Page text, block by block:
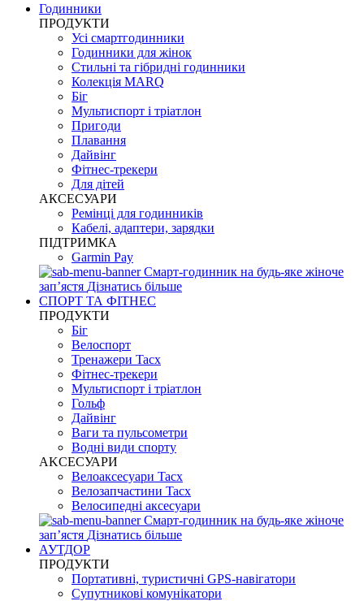
Годинники
ПРОДУКТИ
Усі смартгодинники
Годинники для жінок
Стильні та гібридні годинники
Колекція MARQ
Біг
Мультиспорт і тріатлон
Пригоди
Плавання
Дайвінг
Фітнес-трекери
Для дітей
АКСЕСУАРИ
Ремінці для годинників
Кабелі, адаптери, зарядки
ПІДТРИМКА
Garmin Pay
Смарт-годинник на будь-яке жіноче
запʼястя Дізнатись більше
СПОРТ ТА ФІТНЕС
ПРОДУКТИ
Біг
Велоспорт
Тренажери Tacx
Фітнес-трекери
Мультиспорт і тріатлон
Гольф
Дайвінг
Ваги та пульсометри
Водні види спорту
AKCЕСУАРИ
Велоаксесуари Tacx
Велозапчастини Tacx
Велосипедні аксесуари
Смарт-годинник на будь-яке жіноче
запʼястя Дізнатись більше
АУТДОР
ПРОДУКТИ
Портативні, туристичні GPS-навігатори
Супутникові комунікатори